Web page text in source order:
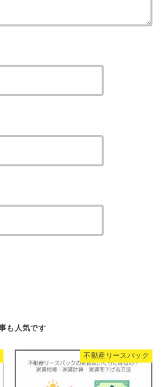
不動産リースバック